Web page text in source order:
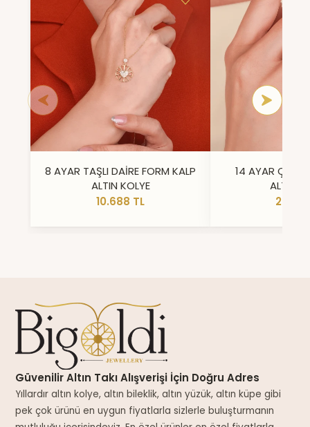
8 AYAR TAŞLI DAİRE FORM KALP
ALTIN KOLYE
10.688 TL
14 AYAR ÇİFT
ALTIN
Güvenilir Altın Takı Alışverişi İçin Doğru Adres
Yıllardır altın kolye, altın bileklik, altın yüzük, altın küpe gibi
pek çok ürünü en uygun fiyatlarla sizlerle buluşturmanın